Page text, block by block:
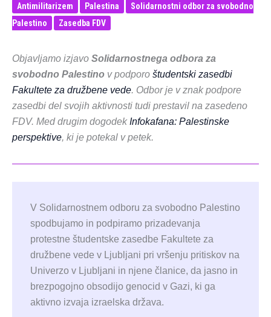
Antimilitarizem Palestina
Solidarnostni odbor za svobodno
Palestino
Zasedba FDV
Objavljamo izjavo Solidarnostnega odbora za
svobodno Palestino v podporo študentski zasedbi
Fakultete za družbene vede. Odbor je v znak podpore
zasedbi del svojih aktivnosti tudi prestavil na zasedeno
FDV. Med drugim dogodek Infokafana: Palestinske
perspektive, ki je potekal v petek.
V Solidarnostnem odboru za svobodno Palestino
spodbujamo in podpiramo prizadevanja
protestne študentske zasedbe Fakultete za
družbene vede v Ljubljani pri vršenju pritiskov na
Univerzo v Ljubljani in njene članice, da jasno in
brezpogojno obsodijo genocid v Gazi, ki ga
aktivno izvaja izraelska država.